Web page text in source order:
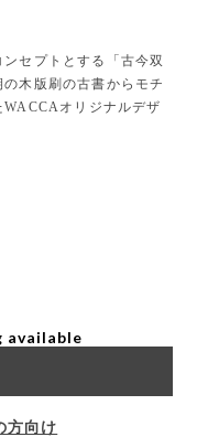
セプトとする「古今双
木版刷の古書からモチ
オリジナルデザ
available
方向け